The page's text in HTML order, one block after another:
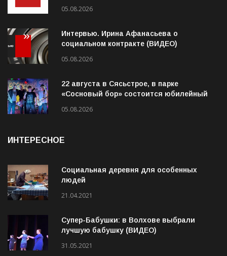
«Подсмотрено» от 05.08.2026 (ВИДЕО)
05.08.2026
Интервью. Ирина Афанасьева о
05.08.2026
22 августа в Сясьстрое, в парке
Социальная деревня для особенных
21.04.2021
Супер-Бабушки: в Волхове выбрали